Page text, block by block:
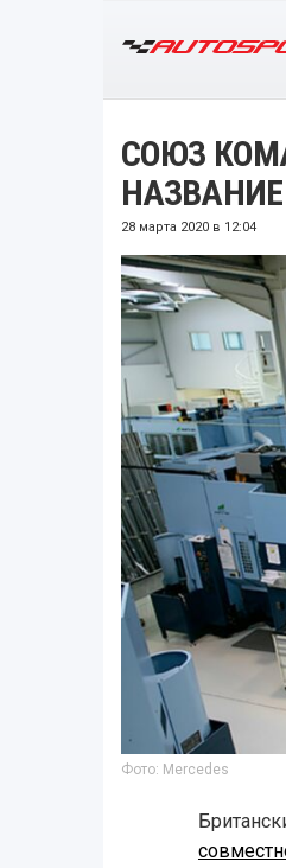
СОЮЗ
НАЗВАНИЕ
28 марта 2020 в 12:04
Фото: Mercedes